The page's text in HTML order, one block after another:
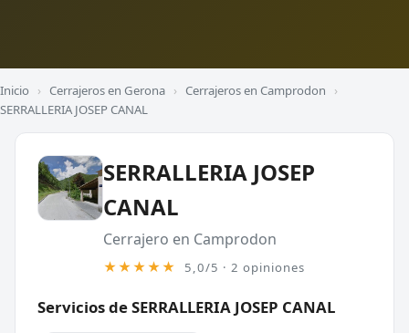
Inicio › Cerrajeros en Gerona › Cerrajeros en Camprodon
›
SERRALLERIA JOSEP CANAL
SERRALLERIA JOSEP
CANAL
Cerrajero en Camprodon
★★★★★ 5,0/5 · 2 opiniones
Servicios de SERRALLERIA JOSEP CANAL